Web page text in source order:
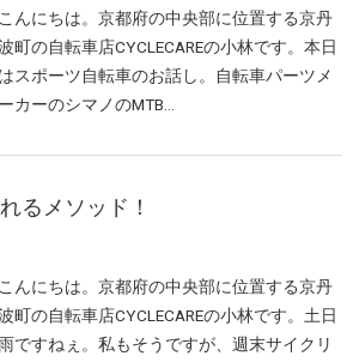
こんにちは。京都府の中央部に位置する京丹
町の自転車店CYCLECAREの小林です。本日
はスポーツ自転車のお話し。自転車パーツメ
ーカーのシマノのMTB…
るメソッド！
こんにちは。京都府の中央部に位置する京丹
町の自転車店CYCLECAREの小林です。土日
ですねぇ。私もそうですが、週末サイクリ